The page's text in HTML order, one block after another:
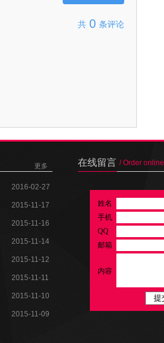
共 0 条评论
更多
2016-02-27
2015-11-17
2015-11-16
2015-11-14
2015-11-12
2015-11-11
2015-11-10
2015-11-09
在线留言 / Order online